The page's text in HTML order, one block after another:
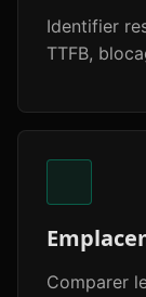
Identifier
TTFB,
Comparer